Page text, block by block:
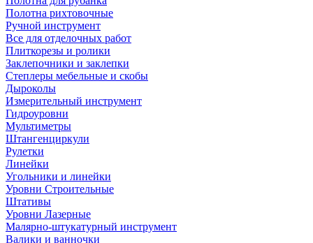
Полотна рихтовочные
Ручной инструмент
Все для отделочных работ
Плиткорезы и ролики
Заклепочники и заклепки
Степлеры мебельные и скобы
Дыроколы
Измерительный инструмент
Гидроуровни
Мультиметры
Штангенциркули
Рулетки
Линейки
Угольники и линейки
Уровни Строительные
Штативы
Уровни Лазерные
Малярно-штукатурный инструмент
Валики и ванночки